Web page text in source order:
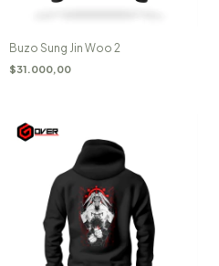
Buzo Sung Jin Woo 2
$31.000,00